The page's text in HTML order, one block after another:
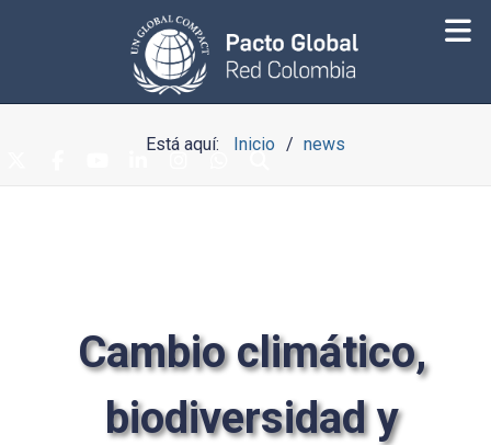
Está aquí: Inicio news
Cambio climático,
biodiversidad y